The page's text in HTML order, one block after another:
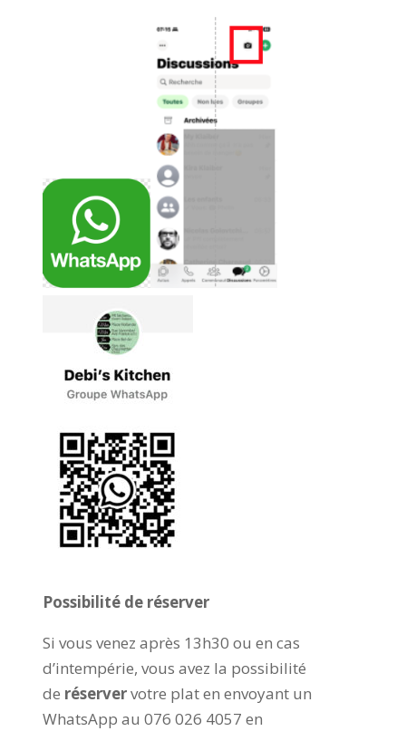
Possibilité de réserver
Si vous venez après 13h30 ou en cas
d’intempérie, vous avez la possibilité
de réservervotre plat en envoyant un
WhatsApp au076 026 4057 en